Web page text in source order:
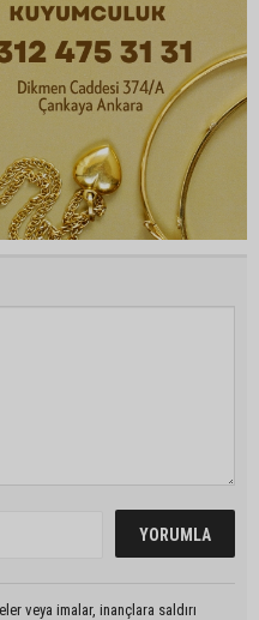
veya imalar, inançlara saldırı